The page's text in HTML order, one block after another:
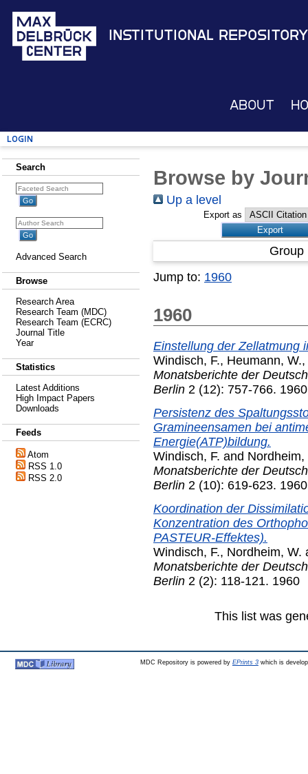
Institutional Repository
About
Login
Search
Advanced Search
Browse
Research Area
Research Team (MDC)
Research Team (ECRC)
Journal Title
Year
Statistics
Latest Additions
High Impact Papers
Downloads
Feeds
Atom
RSS 1.0
RSS 2.0
Browse by
Up a level
Export as
Jump to: 1960
1960
Einstellung der Zellatmung
Windisch, F., Heumann, W.,
Monatsberichte der
Berlin 2 (12): 757-766. 1960
Persistenz des
Gramineensamen bei
Energie(ATP)bildung.
Windisch, F. and Nordheim,
Monatsberichte der
Berlin 2 (10): 619-623. 1960
Koordination der
Konzentration des
PASTEUR-Effektes).
Windisch, F., Nordheim, W.
Monatsberichte der
Berlin 2 (2): 118-121. 1960
This list was
MDC Repository is powered by EPrints 3which is